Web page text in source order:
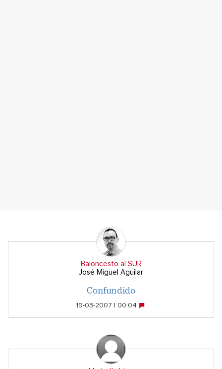
Baloncesto al SUR
José Miguel Aguilar
Confundido
19-03-2007 | 00:04